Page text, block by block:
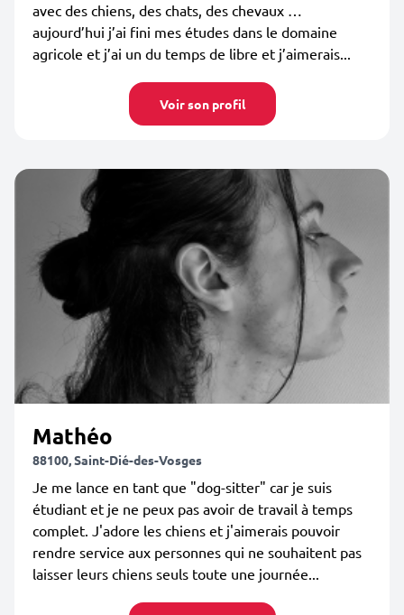
avec des chiens, des chats, des chevaux …
aujourd’hui j’ai fini mes études dans le domaine
agricole et j’ai un du temps de libre et j’aimerais...
Voir son profil
Mathéo
88100, Saint-Dié-des-Vosges
Je me lance en tant que "dog-sitter" car je suis
étudiant et je ne peux pas avoir de travail à temps
complet. J'adore les chiens et j'aimerais pouvoir
rendre service aux personnes qui ne souhaitent pas
laisser leurs chiens seuls toute une journée...